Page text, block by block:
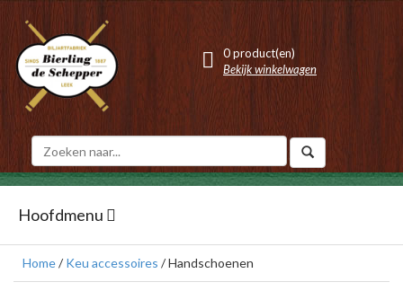
0 product(en)
Bekijk winkelwagen
Hoofdmenu
Home/Keu accessoires / Handschoenen